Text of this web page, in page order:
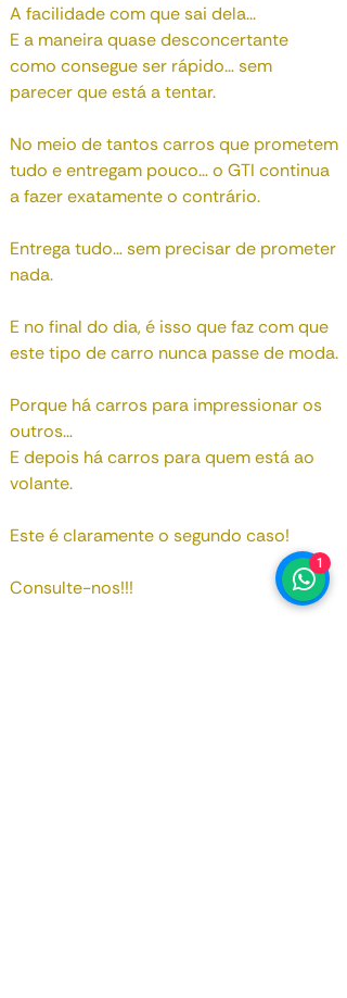
A facilidade com que sai dela...
E a maneira quase desconcertante
como consegue ser rápido… sem
parecer que está a tentar.
No meio de tantos carros que prometem
tudo e entregam pouco… o GTI continua
a fazer exatamente o contrário.
Entrega tudo… sem precisar de prometer
nada.
E no final do dia, é isso que faz com que
este tipo de carro nunca passe de moda.
Porque há carros para impressionar os
outros…
E depois há carros para quem está ao
volante.
Este é claramente o segundo caso!
Consulte-nos!!!
1